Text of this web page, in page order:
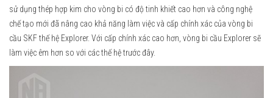
sử dụng thép hợp kim cho vòng bi có độ tinh khiết cao hơn và công nghệ
chế tạo mới đã nâng cao khả năng làm việc và cấp chính xác của vòng bi
cầu SKF thế hệ Explorer. Với cấp chính xác cao hơn, vòng bi cầu Explorer sẽ
làm việc êm hơn so với các thế hệ trước đây.